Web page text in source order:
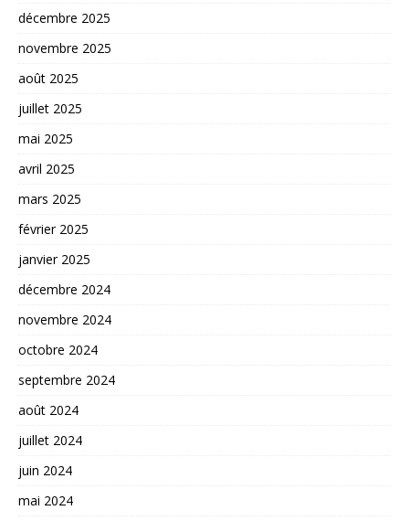
décembre 2025
novembre 2025
août 2025
juillet 2025
mai 2025
avril 2025
mars 2025
février 2025
janvier 2025
décembre 2024
novembre 2024
octobre 2024
septembre 2024
août 2024
juillet 2024
juin 2024
mai 2024